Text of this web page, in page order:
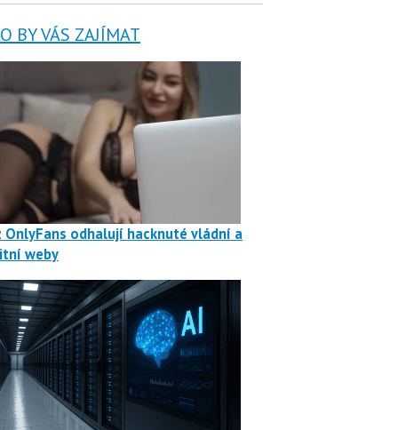
BY VÁS ZAJÍMAT
OnlyFans odhalují hacknuté vládní a
weby